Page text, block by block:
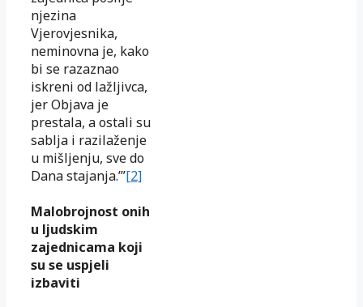
njezina
Vjerovjesnika,
neminovna je, kako
bi se razaznao
iskreni od lažljivca,
jer Objava je
prestala, a ostali su
sablja i razilaženje
u mišljenju, sve do
Dana stajanja.’”[2]
Malobrojnost onih
u ljudskim
zajednicama koji
su se uspjeli
izbaviti